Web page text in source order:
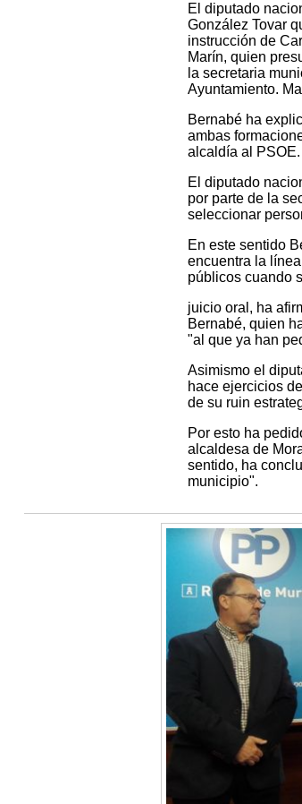
El diputado
González Tovar
instrucción de
Marín, quien
la secretaria
Ayuntamiento.
Bernabé ha
ambas
alcaldía al PSOE.
El diputado
por parte de la
seleccionar
En este sentido
encuentra la
públicos cuando
juicio oral, ha
Bernabé, quien
"al que ya han
Asimismo el
hace ejercicios
de su ruin
Por esto ha
alcaldesa de
sentido, ha
municipio".